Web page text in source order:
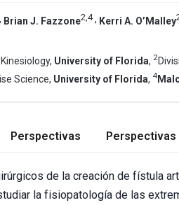
Brian J. Fazzone2,4, Kerri A. O’Malley
University of Florida, 2
Science, University of Florida, 4
Perspectivas
de la creación de fístula
la fisiopatología de las